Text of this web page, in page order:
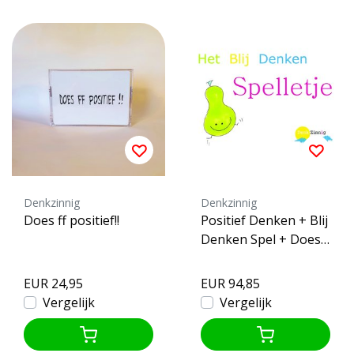
Denkzinnig
Does ff positief!!
EUR 24,95
Vergelijk
Denkzinnig
Positief Denken + Blij
Denken Spel + Does
EUR 94,85
Vergelijk